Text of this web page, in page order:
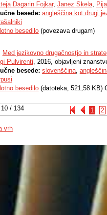
10 / 134 1 2
Dagarin Fojkar, Janez Skela,
besede: angleščina kot drugi
besedilo (povezava drugam)
Med jezikovno drugačnostjo in
Pulvirenti, 2016, objavljeni
besede: slovenščina,
besedilo (datoteka, 521,58 KB)
vrh